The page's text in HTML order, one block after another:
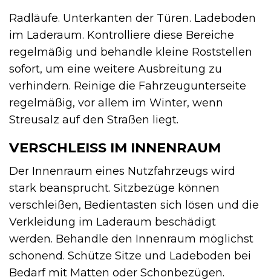
Radläufe. Unterkanten der Türen. Ladeboden
im Laderaum. Kontrolliere diese Bereiche
regelmäßig und behandle kleine Roststellen
sofort, um eine weitere Ausbreitung zu
verhindern. Reinige die Fahrzeugunterseite
regelmäßig, vor allem im Winter, wenn
Streusalz auf den Straßen liegt.
VERSCHLEISS IM INNENRAUM
Der Innenraum eines Nutzfahrzeugs wird
stark beansprucht. Sitzbezüge können
verschleißen, Bedientasten sich lösen und die
Verkleidung im Laderaum beschädigt
werden. Behandle den Innenraum möglichst
schonend. Schütze Sitze und Ladeboden bei
Bedarf mit Matten oder Schonbezügen.